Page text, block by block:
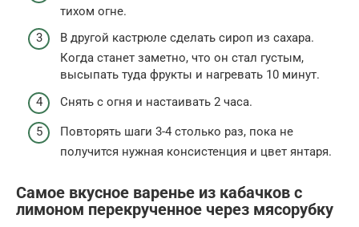
тихом огне.
В другой кастрюле сделать сироп из сахара.
Когда станет заметно, что он стал густым,
высыпать туда фрукты и нагревать 10 минут.
Снять с огня и настаивать 2 часа.
Повторять шаги 3-4 столько раз, пока не
получится нужная консистенция и цвет янтаря.
Самое вкусное варенье из кабачков с
лимоном перекрученное через мясорубку